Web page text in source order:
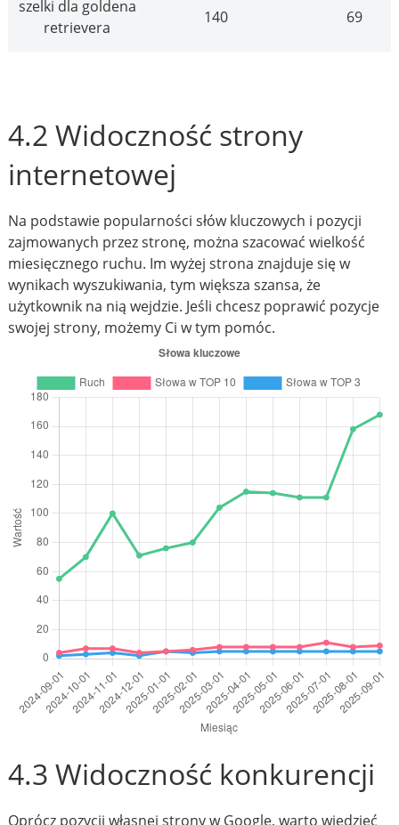
szelki dla goldena
retrievera
140 69
4.2 Widoczność strony
internetowej
Na podstawie popularności słów kluczowych i pozycji
zajmowanych przez stronę, można szacować wielkość
miesięcznego ruchu. Im wyżej strona znajduje się w
wynikach wyszukiwania, tym większa szansa, że
użytkownik na nią wejdzie. Jeśli chcesz poprawić pozycje
swojej strony, możemy Ci w tym pomóc.
4.3 Widoczność konkurencji
Oprócz pozycji własnej strony w Google, warto wiedzieć